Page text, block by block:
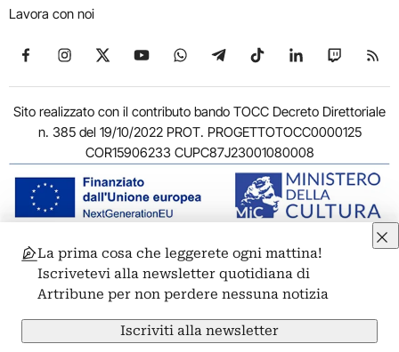
Lavora con noi
Seguici su Facebook
Seguici su Instagram
Seguici su X
Seguici su YouTube
Seguici su WhatsApp
Seguici su Telegram
Seguici su TikTok
Seguici su
Seguici
Sito realizzato con il contributo bando TOCC Decreto Direttoriale
n. 385 del 19/10/2022 PROT. PROGETTOTOCC0000125
COR15906233 CUPC87J23001080008
© 2011-2026 ARTRIBUNE srl – Corso Vittorio Emanuele II, 287 –
00186 Roma - P.I. 11381581005
Privacy: Responsabile della protezione dei dati personali
ARTRIBUNE srl – Corso Vittorio Emanuele II, 287 – 00186 Roma
Termini e condizioniPrivacy PolicyCookie PolicyCredits
La prima cosa che leggerete ogni mattina!
Iscrivetevi alla newsletter quotidiana di
Artribune per non perdere nessuna notizia
Iscriviti alla newsletter